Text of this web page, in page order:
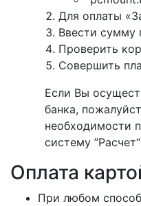
Для оплаты
Ввести сумму
Проверить
Совершить
Если Вы
банка,
необходимости
систему
Оплата
При любом